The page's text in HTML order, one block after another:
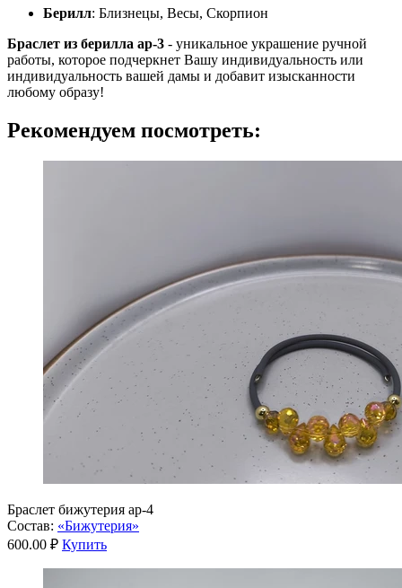
Берилл: Близнецы, Весы, Скорпион
Браслет из берилла ар-3 - уникальное украшение ручной
работы, которое подчеркнет Вашу индивидуальность или
индивидуальность вашей дамы и добавит изысканности
любому образу!
Рекомендуем посмотреть:
Браслет бижутерия ар-4
Состав: «Бижутерия»
600.00 ₽ Купить